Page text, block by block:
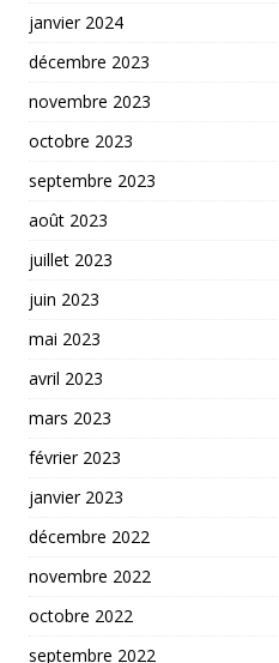
janvier 2024
décembre 2023
novembre 2023
octobre 2023
septembre 2023
août 2023
juillet 2023
juin 2023
mai 2023
avril 2023
mars 2023
février 2023
janvier 2023
décembre 2022
novembre 2022
octobre 2022
septembre 2022